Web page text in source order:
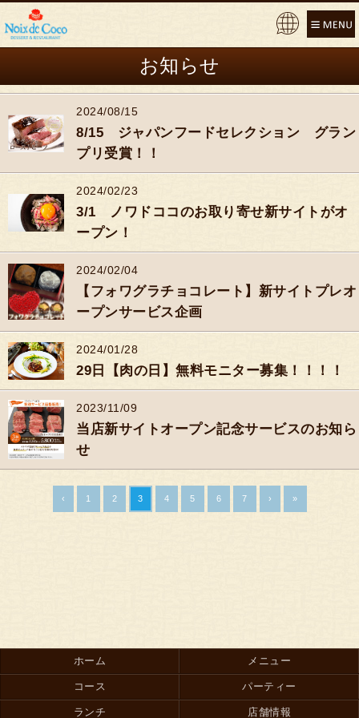
お知らせ
2024/08/15
8/15 ジャパンフードセレクション グラン
プリ受賞！！
2024/02/23
3/1 ノワドココのお取り寄せ新サイトがオ
ープン！
2024/02/04
【フォワグラチョコレート】新サイトプレオ
ープンサービス企画
2024/01/28
29日【肉の日】無料モニター募集！！！！
2023/11/09
当店新サイトオープン記念サービスのお知ら
せ
‹ 1 2 3 4 5 6 7 › »
ホーム メニュー
コース パーティー
ランチ 店舗情報